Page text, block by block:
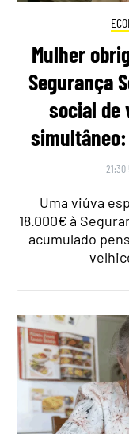
Mulher
Segurança
social de
21:30
Uma viúva
18.000€ à
acumulado